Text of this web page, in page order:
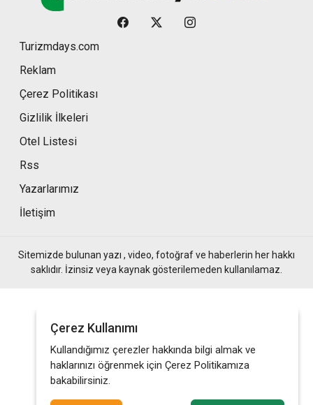
Turizmdays.com
Reklam
Çerez Politikası
Gizlilik İlkeleri
Otel Listesi
Rss
Yazarlarımız
İletişim
Sitemizde bulunan yazı , video, fotoğraf ve haberlerin her hakkı
saklıdır. İzinsiz veya kaynak gösterilemeden kullanılamaz.
Çerez Kullanımı
Kullandığımız çerezler hakkında bilgi almak ve
haklarınızı öğrenmek için Çerez Politikamıza
bakabilirsiniz.